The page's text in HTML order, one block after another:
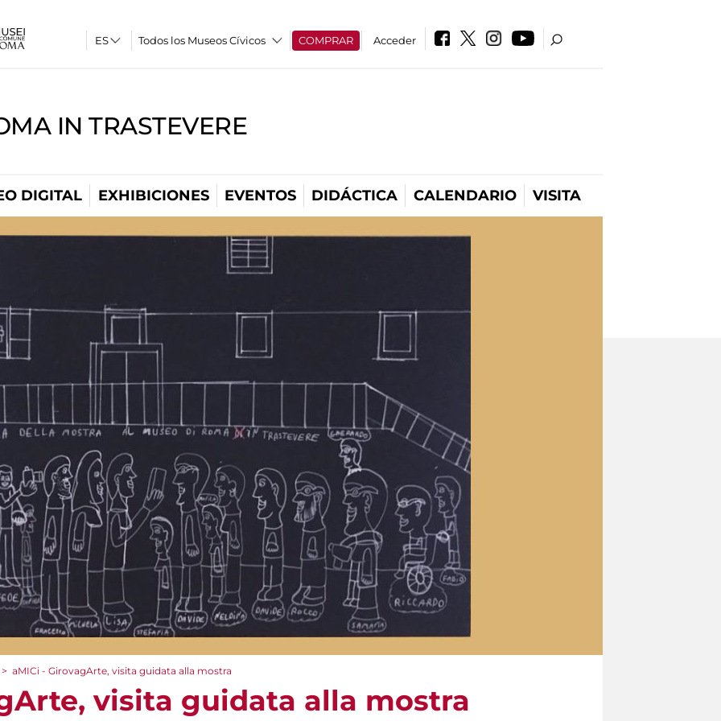
Todos los Museos Cívicos COMPRAR Acceder
IN TRASTEVERE
DIGITAL EXHIBICIONES EVENTOS DIDÁCTICA CALENDARIO VISITA
> aMICi - GirovagArte, visita guidata alla mostra
visita guidata alla mostra